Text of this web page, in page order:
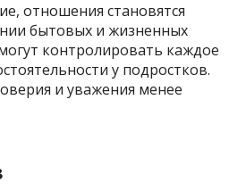
отношения становятся
бытовых и жизненных
контролировать каждое
у подростков.
и уважения менее